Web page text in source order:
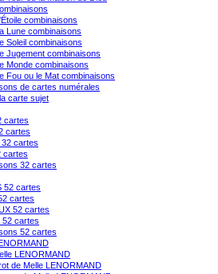
combinaisons
Lune combinaisons
Soleil combinaisons
Jugement combinaisons
Monde combinaisons
Fou ou le Mat combinaisons
de cartes numérales
carte sujet
cartes
cartes
cartes
cartes
32 cartes
52 cartes
cartes
52 cartes
52 cartes
52 cartes
LENORMAND
de Melle LENORMAND